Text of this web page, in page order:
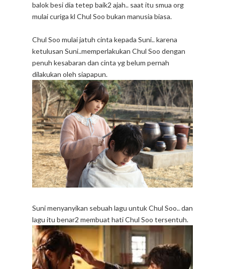
balok besi dia tetep baik2 ajah.. saat itu smua org
mulai curiga kl Chul Soo bukan manusia biasa.
Chul Soo mulai jatuh cinta kepada Suni.. karena
ketulusan Suni..memperlakukan Chul Soo dengan
penuh kesabaran dan cinta yg belum pernah
dilakukan oleh siapapun.
Suni menyanyikan sebuah lagu untuk Chul Soo.. dan
lagu itu benar2 membuat hati Chul Soo tersentuh.